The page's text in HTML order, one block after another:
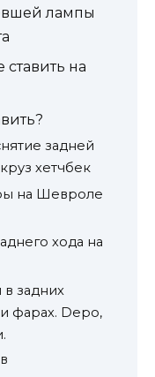
лампы
на
задней
хетчбек
на Шевроле
хода на
задних
фарах. Depo,